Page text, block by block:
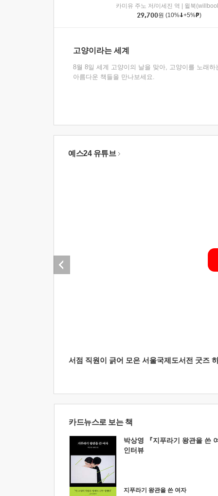
카미유 주노 저/이세진 역
윌북
29,700원 (10% +5% )
고양이라는 세계
8월 8일 세계 고양이의 날을 맞아, 고양이를 노래하
아름다운 책들을 만나보세요.
예스24 유튜브
서점 직원이 긁어 모은 서울국제도서전 굿즈
카드뉴스로 보는 책
박상영 『지푸라기 왕관을 쓴
인터뷰
지푸라기 왕관을 쓴 여자